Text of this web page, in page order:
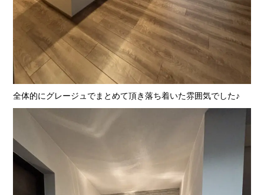
全体的にグレージュでまとめて頂き落ち着いた雰囲気でした♪